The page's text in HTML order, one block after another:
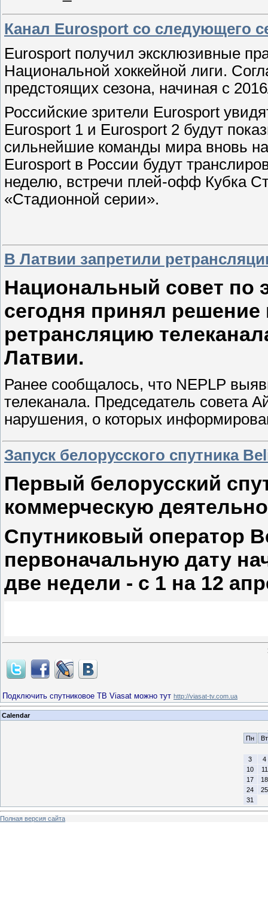
Канал Eurosport со следующего
Eurosport получил эксклюзивные
Национальной хоккейной лиги.
предстоящих сезона, начиная с
Российские зрители Eurosport
Eurosport 1 и Eurosport 2 будут
сильнейшие команды мира вновь
Eurosport в России будут
неделю, встречи плей-офф Кубка
«Стадионной серии».
В Латвии запретили
Национальный совет по
сегодня принял решение
ретрансляцию
Латвии.
Ранее сообщалось, что NEPLP
телеканала. Председатель совета
нарушения, о которых
Запуск белорусского спутника
Первый белорусский
коммерческую
Спутниковый оператор
первоначальную дату
две недели - с 1 на 12
Подключить спутниковое ТВ Viasat можно тут http://viasat-tv.com.ua
Calendar
Пн
Вт
3
4
10
11
17
18
24
25
31
Полная версия сайта